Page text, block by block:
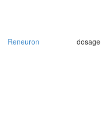
Reneuron dosage